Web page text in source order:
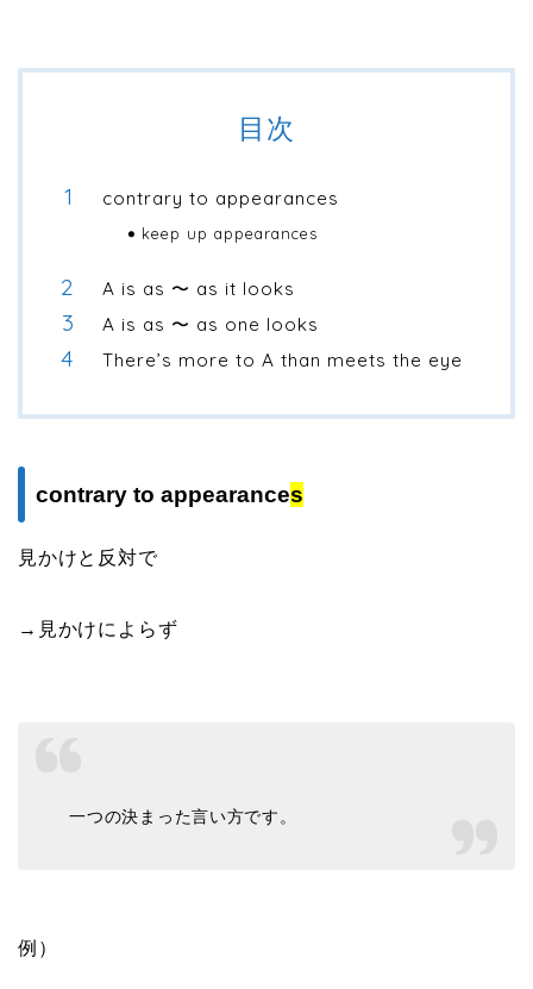
目次
contrary to appearances
keep up appearances
A is as 〜 as it looks
A is as 〜 as one looks
There’s more to A than meets the eye
contrary to appearances
見かけと反対で
→見かけによらず
一つの決まった言い方です。
例）